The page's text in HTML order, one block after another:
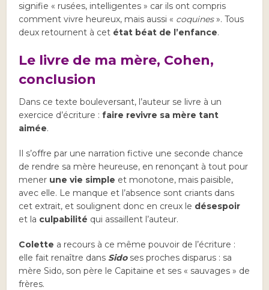
signifie « rusées, intelligentes » car ils ont compris
comment vivre heureux, mais aussi « coquines». Tous
deux retournent à cet état béat de l’enfance.
Le livre de ma mère, Cohen,
conclusion
Dans ce texte bouleversant, l’auteur se livre à un
exercice d’écriture :faire revivre sa mère tant
aimée.
Il s’offre par une narration fictive une seconde chance
de rendre sa mère heureuse, en renonçant à tout pour
mener une vie simple et monotone, mais paisible,
avec elle. Le manque et l’absence sont criants dans
cet extrait, et soulignent donc en creux le désespoir
et la culpabilité qui assaillent l’auteur.
Colette a recours à ce même pouvoir de l’écriture :
elle fait renaître dans Sidoses proches disparus : sa
mère Sido, son père le Capitaine et ses « sauvages » de
frères.